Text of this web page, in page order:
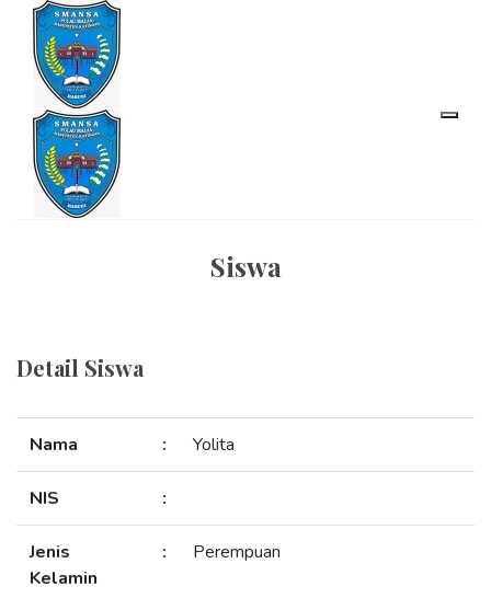
Siswa
Detail Siswa
Nama : Yolita
NIS :
Jenis
Kelamin
: Perempuan